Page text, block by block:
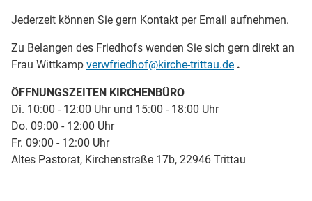
Jederzeit können Sie gern Kontakt per Email aufnehmen.
Zu Belangen des Friedhofs wenden Sie sich gern direkt an
Frau Wittkamp verwfriedhof@kirche-trittau.de .
ÖFFNUNGSZEITEN KIRCHENBÜRO
Di. 10:00 - 12:00 Uhr und 15:00 - 18:00 Uhr
Do. 09:00 - 12:00 Uhr
Fr. 09:00 - 12:00 Uhr
Altes Pastorat, Kirchenstraße 17b, 22946 Trittau